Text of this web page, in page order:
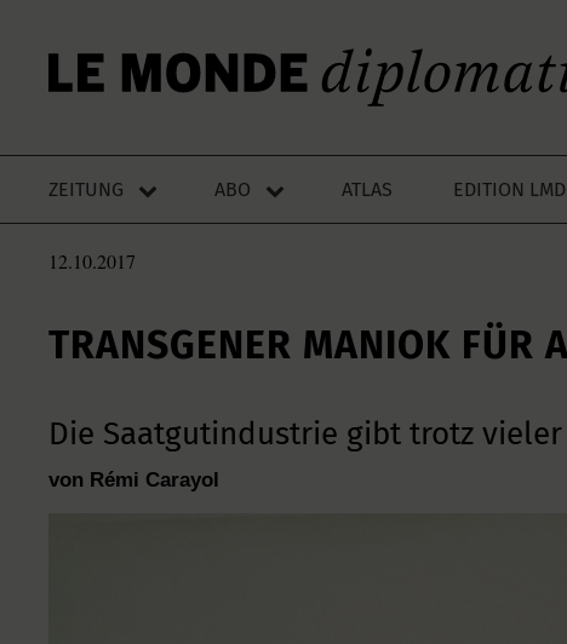
ZEITUNG ABO ATLAS EDITION LMD
12.10.2017
TRANSGENER MANIOK FÜR
Die Saatgutindustrie gibt trotz
von Rémi Carayol